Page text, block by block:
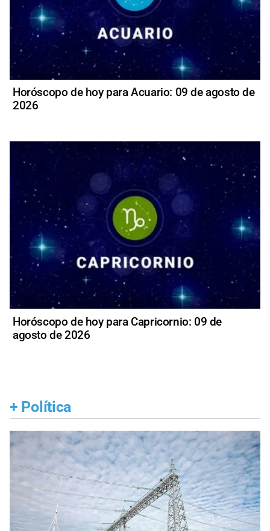
Horóscopo de hoy para Acuario: 09 de agosto de
2026
Horóscopo de hoy para Capricornio: 09 de
agosto de 2026
+ Política